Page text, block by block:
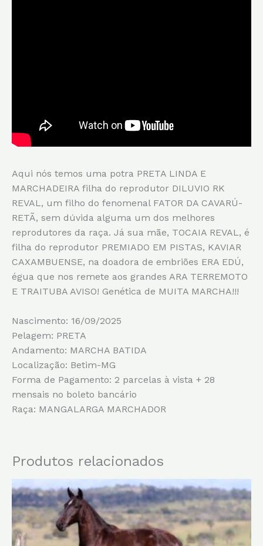
Aqui nós temos uma potra PRETA LINDA E
MARCHADEIRA filha do reprodutor DILUVIO RK
REVAL, um filho do fenomenal FATOR DA CAVARÚ-
RETÃ, sem dúvida alguma um dos melhores
reprodutores da raça. Já sua mãe, TOCAIA REVAL, é
filha do reprodutor PREMIADO EM PISTAS, KAVIAR
CAXAMBUENSE, na doadora de embriões ERA EDÚ,
égua que nos remete aos grandes ARA TERREMOTO
E TRAITUBA AVISO! Genética de MUITA MARCHA!!!
Nascimento: 16/09/2025
Pelagem: PRETA
Andamento: MARCHA BATIDA
Localização: Betim-MG
Forma de Pagamento: 2 parcelas à vista + 28
mensais no boleto bancário
Raça: MANGALARGA MARCHADOR
Produtos relacionados